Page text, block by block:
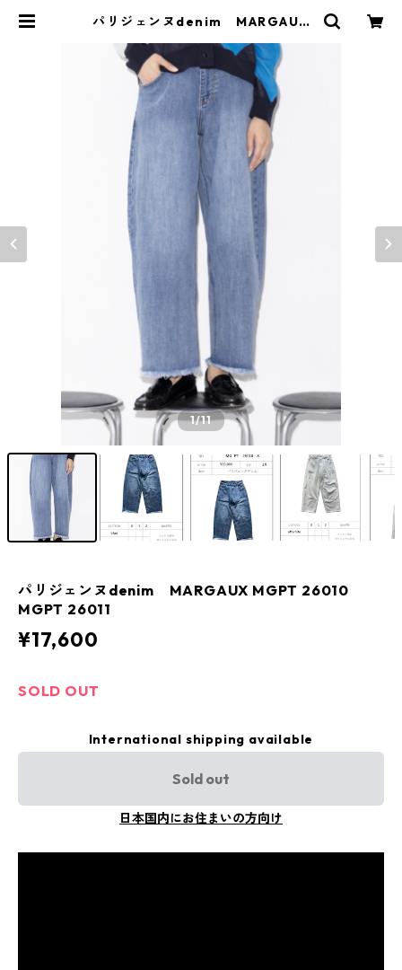
パリジェンヌdenim MARGAUX
eOnion
1/11
パリジェンヌdenim MARGAUX MGPT 26010
MGPT 26011
¥17,600
SOLD OUT
International shipping available
Sold out
日本国内にお住まいの方向け